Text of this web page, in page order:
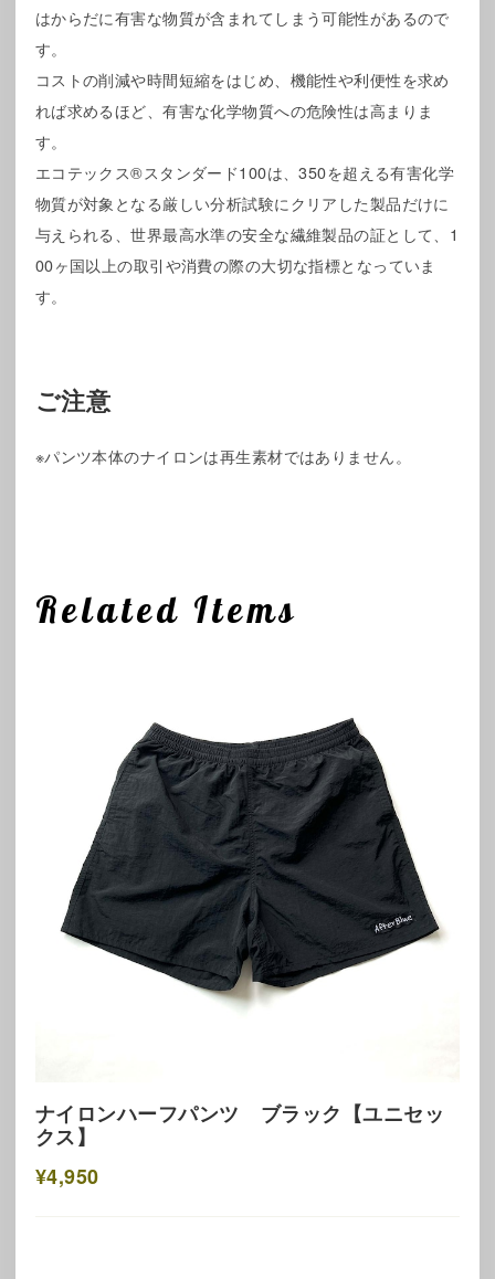
はからだに有害な物質が含まれてしまう可能性があるので
す。
コストの削減や時間短縮をはじめ、機能性や利便性を求め
れば求めるほど、有害な化学物質への危険性は高まりま
す。
エコテックス®スタンダード100は、350を超える有害化学
物質が対象となる厳しい分析試験にクリアした製品だけに
与えられる、世界最高水準の安全な繊維製品の証として、1
00ヶ国以上の取引や消費の際の大切な指標となっていま
す。
ご注意
※パンツ本体のナイロンは再生素材ではありません。
Related Items
ナイロンハーフパンツ ブラック【ユニセッ
クス】
¥4,950